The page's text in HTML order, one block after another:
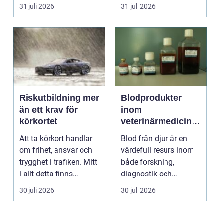
31 juli 2026
snabbt....
31 juli 2026
Riskutbildning mer
än ett krav för
körkortet
Att ta körkort handlar
om frihet, ansvar och
trygghet i trafiken. Mitt
i allt detta finns
riskutbild...
30 juli 2026
Blodprodukter
inom
veterinärmedicin
funktion, kvalitet
och användning
Blod från djur är en
värdefull resurs inom
både forskning,
diagnostik och
veterinärmedicin. När
blod...
30 juli 2026